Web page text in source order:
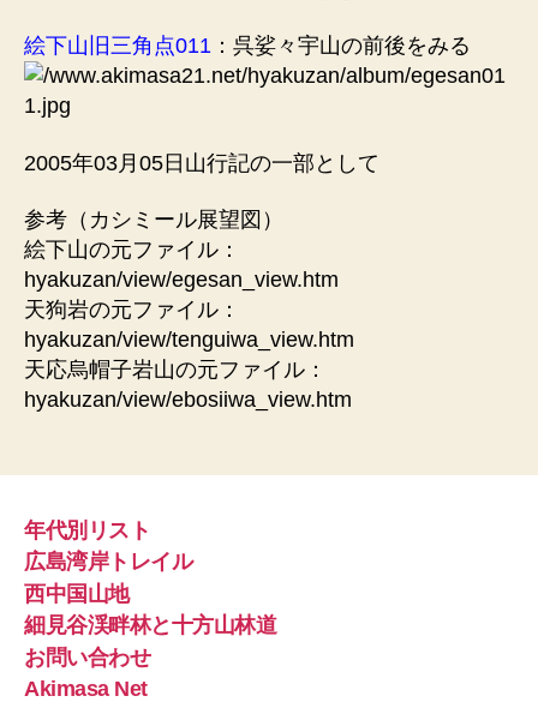
絵下山旧三角点011 ：呉娑々宇山の前後をみる
2005年03月05日山行記の一部として
参考（カシミール展望図）
絵下山の元ファイル：
hyakuzan/view/egesan_view.htm
天狗岩の元ファイル：
hyakuzan/view/tenguiwa_view.htm
天応烏帽子岩山の元ファイル：
hyakuzan/view/ebosiiwa_view.htm
年代別リスト
広島湾岸トレイル
西中国山地
細見谷渓畔林と十方山林道
お問い合わせ
Akimasa Net